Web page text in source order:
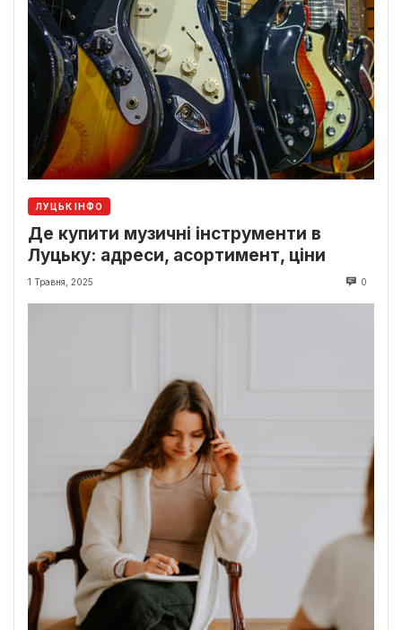
ЛУЦЬК ІНФО
Де купити музичні інструменти в
Луцьку: адреси, асортимент, ціни
1 Травня, 2025 0